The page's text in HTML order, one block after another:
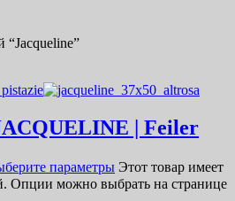
“Jacqueline”
| Feiler
параметры Этот товар имеет
Опции можно выбрать на странице